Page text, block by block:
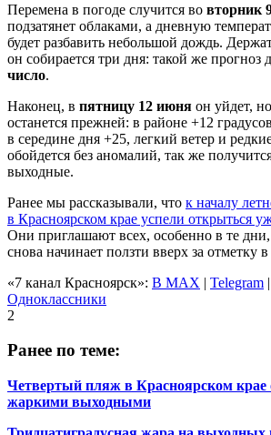
Перемена в погоде случится во вторник
подзатянет облаками, а дневную
будет разбавить небольшой дождь.
он собирается три дня: такой же прогноз
число.
Наконец, в пятницу 12 июня он уйдет,
останется прежней: в районе +12
в середине дня +25, легкий ветер и
обойдется без аномалий, так же
выходные.
Ранее мы рассказывали, что к началу
в Красноярском крае успели открыться
Они приглашают всех, особенно в те дни,
снова начинает ползти вверх за отметку
«7 канал Красноярск»: В MAX | Telegram |
Одноклассники
2
Ранее по теме:
Четвертый пляж в Красноярском крае
жаркими выходными